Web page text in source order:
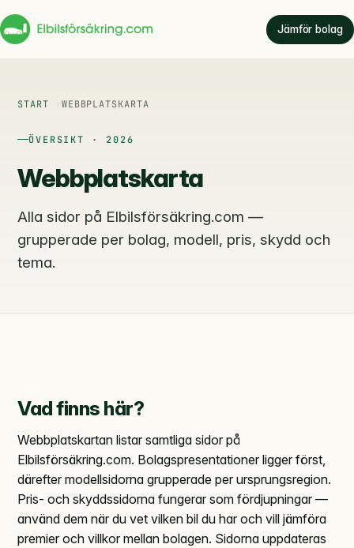
Jämför bolag
START WEBBPLATSKARTA
ÖVERSIKT · 2026
Webbplatskarta
Alla sidor på Elbilsförsäkring.com —
grupperade per bolag, modell, pris, skydd och
tema.
Vad finns här?
Webbplatskartan listar samtliga sidor på
Elbilsförsäkring.com. Bolagspresentationer ligger först,
därefter modell­sidorna grupperade per ursprungsregion.
Pris- och skyddssidorna fungerar som fördjupningar —
använd dem när du vet vilken bil du har och vill jämföra
premier och villkor mellan bolagen. Sidorna uppdateras